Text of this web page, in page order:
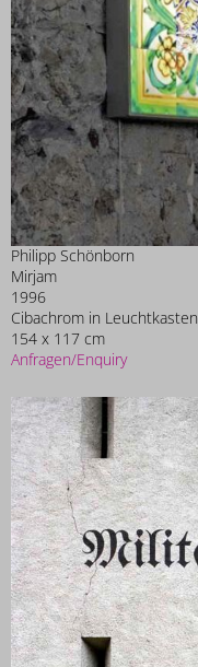
Philipp Schönborn
Mirjam
1996
Cibachrom in Leuchtkasten
154 x 117 cm
Anfragen/Enquiry